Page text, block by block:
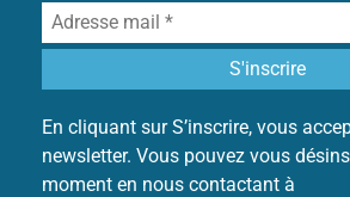
En cliquant sur S’inscrire, vous
newsletter. Vous pouvez vous
moment en nous contactant à